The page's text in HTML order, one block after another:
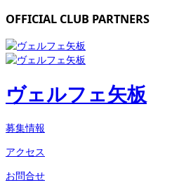
OFFICIAL CLUB PARTNERS
ヴェルフェ矢板
募集情報
アクセス
お問合せ